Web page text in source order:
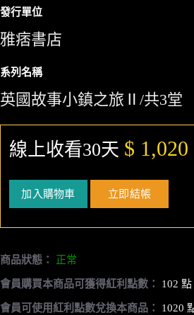
發行單位
雅痞書店
系列名稱
英國故事小鎮之旅Ⅱ/共3堂
線上收看30天 $ 1,020
加入購物車 立即結帳
商品狀態： 正常
會員購買本商品可獲得紅利點數： 102 點
會員可使用紅利點數兌換本商品： 1020